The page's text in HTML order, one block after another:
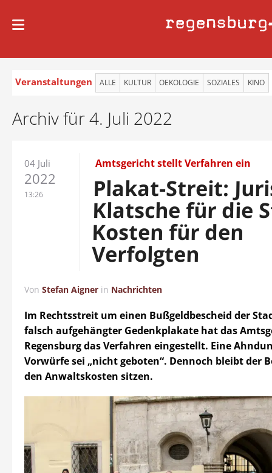
regensburg
Veranstaltungen ALLE KULTUR OEKOLOGIE SOZIALES KINO
Archiv für 4. Juli 2022
04 Juli
2022
13:26
Amtsgericht stellt Verfahren ein
Plakat-Streit:
Klatsche für die
Kosten für den
Verfolgten
Von Stefan Aigner in Nachrichten
Im Rechtsstreit um einen Bußgeldbescheid der
falsch aufgehängter Gedenkplakate hat das
Regensburg das Verfahren eingestellt. Eine
Vorwürfe sei „nicht geboten“. Dennoch bleibt der
den Anwaltskosten sitzen.